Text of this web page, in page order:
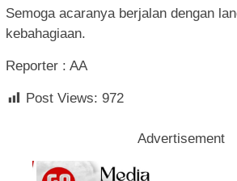
Semoga acaranya berjalan dengan
kebahagiaan.
Reporter : AA
Post Views: 972
Advertisement